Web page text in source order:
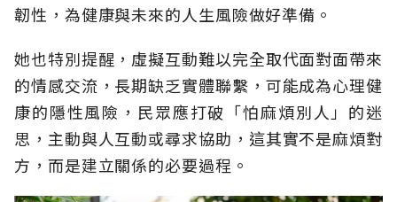
韌性，為健康與未來的人生風險做好準備。
她也特別提醒，虛擬互動難以完全取代面對面帶來
的情感交流，長期缺乏實體聯繫，可能成為心理健
康的隱性風險，民眾應打破「怕麻煩別人」的迷
思，主動與人互動或尋求協助，這其實不是麻煩對
方，而是建立關係的必要過程。